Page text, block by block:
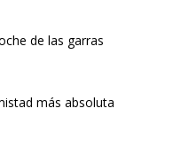
garras
más absoluta